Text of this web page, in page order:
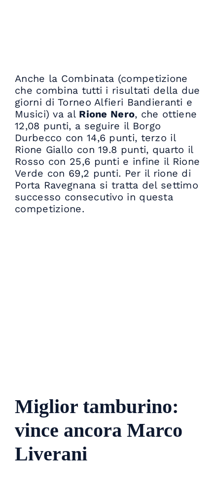
Anche la Combinata (competizione
che combina tutti i risultati della due
giorni di Torneo Alfieri Bandieranti e
Musici) va alRione Nero, che ottiene
12,08 punti, a seguire il Borgo
Durbecco con 14,6 punti, terzo il
Rione Giallo con 19.8 punti, quarto il
Rosso con 25,6 punti e infine il Rione
Verde con 69,2 punti. Per il rione di
Porta Ravegnana si tratta del settimo
successo consecutivo in questa
competizione.
Miglior tamburino:
vince ancora Marco
Liverani